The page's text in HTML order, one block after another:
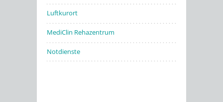
Luftkurort
MediClin Rehazentrum
Notdienste